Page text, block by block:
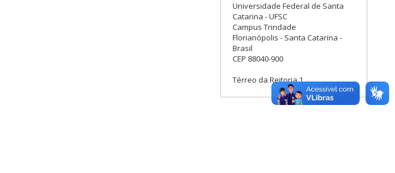
Universidade Federal de Santa
Catarina - UFSC
Campus Trindade
Florianópolis - Santa Catarina -
Brasil
CEP 88040-900
Térreo da Reitoria 1